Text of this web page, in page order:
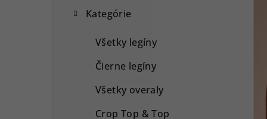
Kategórie
Všetky legíny
Čierne legíny
Všetky overaly
Crop Top & Top